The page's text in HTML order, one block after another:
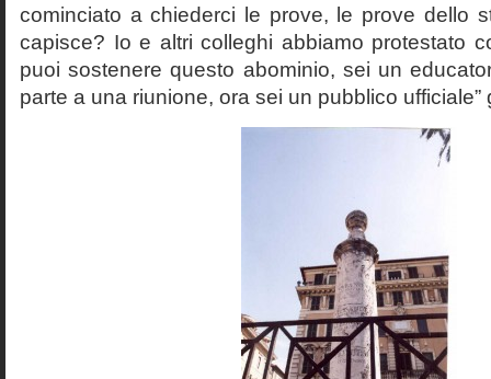
cominciato a chiederci le prove, le prove dello
capisce? Io e altri colleghi abbiamo protestato
puoi sostenere questo abominio, sei un
parte a una riunione, ora sei un pubblico ufficiale”